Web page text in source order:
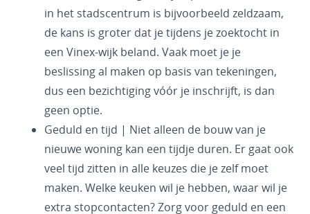
in het stadscentrum is bijvoorbeeld zeldzaam,
de kans is groter dat je tijdens je zoektocht in
een Vinex-wijk beland. Vaak moet je je
beslissing al maken op basis van tekeningen,
dus een bezichtiging vóór je inschrijft, is dan
geen optie.
Geduld en tijd | Niet alleen de bouw van je
nieuwe woning kan een tijdje duren. Er gaat ook
veel tijd zitten in alle keuzes die je zelf moet
maken. Welke keuken wil je hebben, waar wil je
extra stopcontacten? Zorg voor geduld en een